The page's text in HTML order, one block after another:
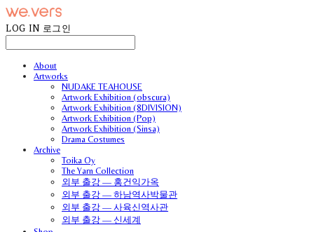
LOG IN 로그인
About
Artworks
NUDAKE TEAHOUSE
Artwork Exhibition (obscura)
Artwork Exhibition (8DIVISION)
Artwork Exhibition (Pop)
Artwork Exhibition (Sinsa)
Drama Costumes
Archive
Toika Oy
The Yarn Collection
외부 출강 — 홍건익가옥
외부 출강 — 하남역사박물관
외부 출강 — 사육신역사관
외부 출강 — 신세계